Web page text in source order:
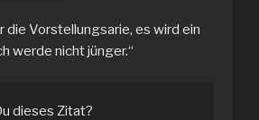
die Vorstellungsarie, es wird ein
werde nicht jünger.“
dieses Zitat?